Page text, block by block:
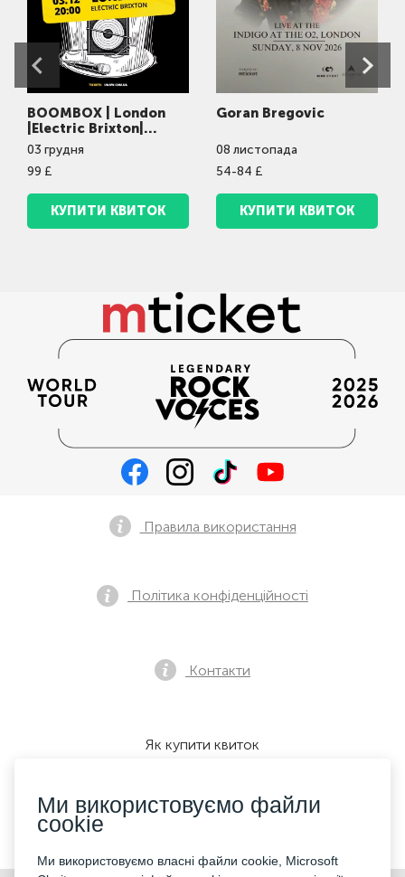
BOOMBOX | London
|Electric Brixton|
03.12.2026 | 20:00
03 грудня
99 £
КУПИТИ КВИТОК
Goran Bregovic
08 листопада
54-84 £
КУПИТИ КВИТОК
Правила використання
Політика конфіденційності
Контакти
Як купити квиток
Ми приймаємо:
Ми використовуємо файли
cookie
Ми використовуємо власні файли cookie, Microsoft